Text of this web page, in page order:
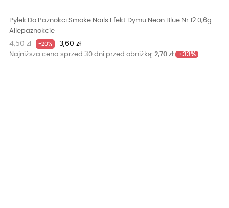
Pyłek Do Paznokci Smoke Nails Efekt Dymu Neon Blue Nr 12 0,6g
Allepaznokcie
Cena
podstawowa
4,50 zł -20% Cena
3,60 zł
Najniższa cena sprzed 30 dni przed obniżką: 2,70 zł +33%